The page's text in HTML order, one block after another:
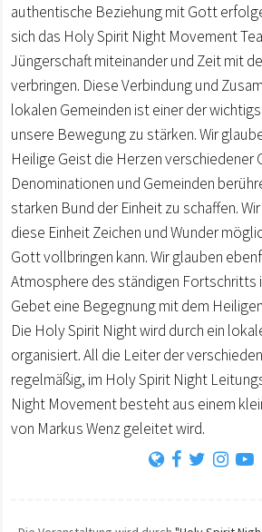
authentische Beziehung mit Gott
sich das Holy Spirit Night Movement
Jüngerschaft miteinander und Zeit mit
verbringen. Diese Verbindung und
lokalen Gemeinden ist einer der
unsere Bewegung zu stärken. Wir
Heilige Geist die Herzen verschiedener
Denominationen und Gemeinden
starken Bund der Einheit zu schaffen.
diese Einheit Zeichen und Wunder
Gott vollbringen kann. Wir glauben
Atmosphere des ständigen Fortschritts
Gebet eine Begegnung mit dem
Die Holy Spirit Night wird durch ein
organisiert. All die Leiter der
regelmäßig, im Holy Spirit Night
Night Movement besteht aus einem
von Markus Wenz geleitet wird.